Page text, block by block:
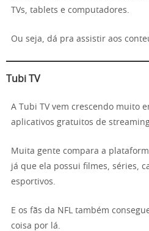
TVs, tablets e computadores.
Ou seja, dá pra assistir aos
Tubi TV
A Tubi TV vem crescendo muito
aplicativos gratuitos de
Muita gente compara a
já que ela possui filmes, séries,
esportivos.
E os fãs da NFL também
coisa por lá.